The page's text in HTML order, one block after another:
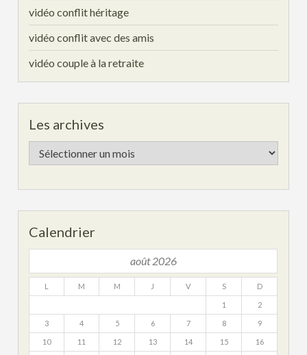
vidéo conflit héritage
vidéo conflit avec des amis
vidéo couple à la retraite
Les archives
Les
archives
Calendrier
août 2026
L M M J V S D
1 2
3 4 5 6 7 8 9
10 11 12 13 14 15 16